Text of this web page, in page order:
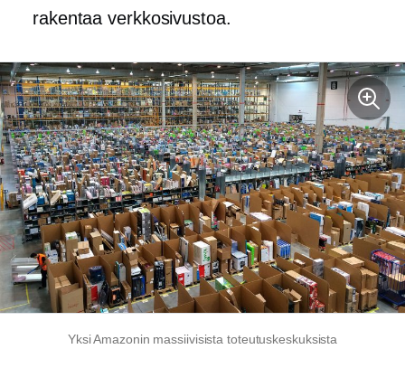
rakentaa verkkosivustoa.
Yksi Amazonin massiivisista toteutuskeskuksista